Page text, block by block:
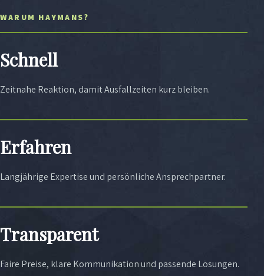
WARUM HAYMANS?
Schnell
Zeitnahe Reaktion, damit Ausfallzeiten kurz bleiben.
Erfahren
Langjährige Expertise und persönliche Ansprechpartner.
Transparent
Faire Preise, klare Kommunikation und passende Lösungen.